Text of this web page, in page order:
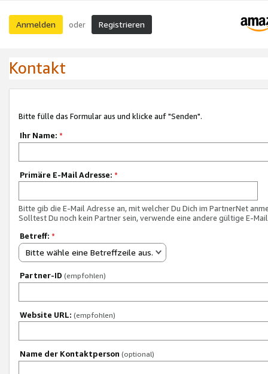
Anmelden oder Registrieren
Kontakt
Bitte fülle das Formular aus und klicke auf "Senden".
Ihr Name: *
Primäre E-Mail Adresse: *
Bitte gib die E-Mail Adresse an, mit welcher Du Dich im PartnerNet
Solltest Du noch kein Partner sein, verwende eine andere gültige E-
Betreff: *
Bitte wähle eine Betreffzeile aus.
Partner-ID (empfohlen)
Website URL: (empfohlen)
Name der Kontaktperson (optional)